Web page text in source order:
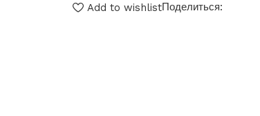
Add to wishlistПоделиться: